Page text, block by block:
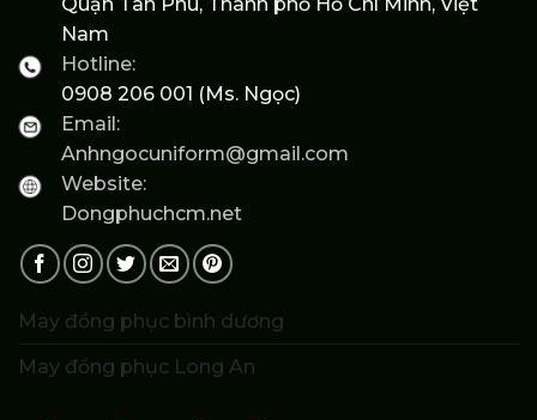
Nam
Hotline:
0908 206 001 (Ms. Ngọc)
Email:
Anhngocuniform@gmail.com
Website:
Dongphuchcm.net
May đồng phục bình dương
May đồng phục Long An